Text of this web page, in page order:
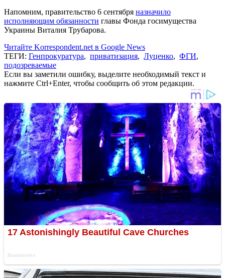
Напомним, правительство 6 сентября назначило
исполняющим обязанности главы Фонда госимущества
Украины Виталия Трубарова.
Читайте Korrespondent.net в Google News
ТЕГИ: Генпрокуратура, приватизация, Луценко, ФГИ,
подозреваемые
Если вы заметили ошибку, выделите необходимый текст и
нажмите Ctrl+Enter, чтобы сообщить об этом редакции.